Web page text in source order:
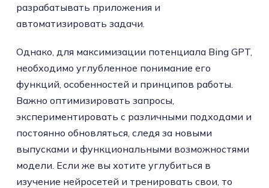
разрабатывать приложения и
автоматизировать задачи.
Однако, для максимизации потенциала Bing GPT,
необходимо углубленное понимание его
функций, особенностей и принципов работы.
Важно оптимизировать запросы,
экспериментировать с различными подходами и
постоянно обновляться, следя за новыми
выпусками и функциональными возможностями
модели. Если же вы хотите углубиться в
изучение нейросетей и тренировать свои, то